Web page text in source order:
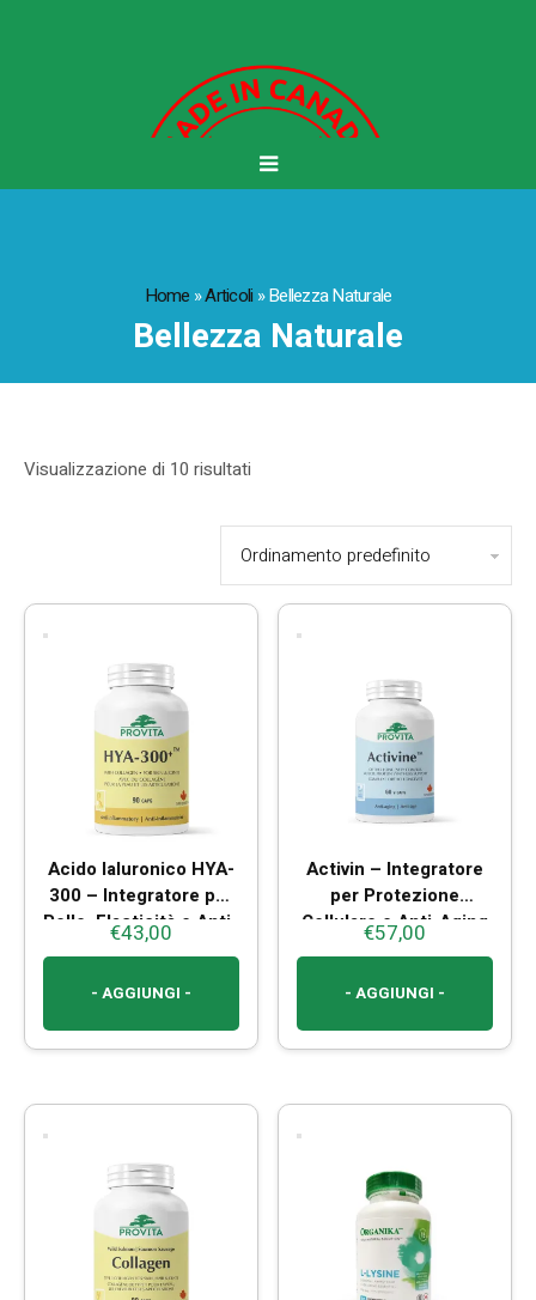
Home »Articoli »Bellezza Naturale
Bellezza Naturale
Visualizzazione di 10 risultati
Acido Ialuronico HYA-
300 – Integratore per
Pelle, Elasticità e Anti-
Age
€43,00
- AGGIUNGI -
Activin – Integratore
per Protezione
Cellulare e Anti-Aging
€57,00
- AGGIUNGI -